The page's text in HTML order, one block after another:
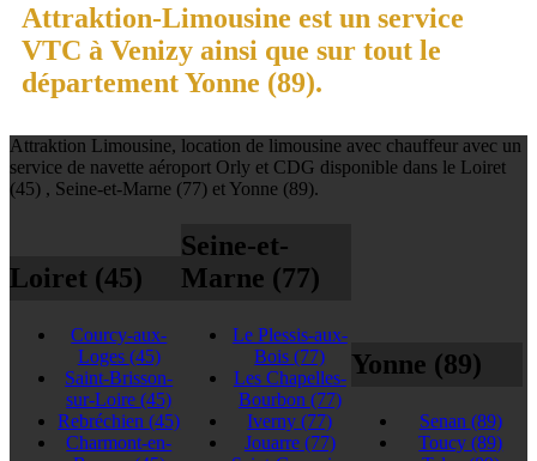
Attraktion-Limousine est un service
VTC à Venizy ainsi que sur tout le
département Yonne (89).
Attraktion Limousine, location de limousine avec chauffeur avec un
service de navette aéroport Orly et CDG disponible dans le Loiret
(45) , Seine-et-Marne (77) et Yonne (89).
Loiret (45)
Courcy-aux-
Loges (45)
Saint-Brisson-
sur-Loire(45)
Rebréchien(45)
Charmont-en-
Seine-et-
Marne (77)
Le Plessis-aux-
Bois(77)
Les Chapelles-
Bourbon (77)
Iverny(77)
Jouarre (77)
Yonne (89)
Senan (89)
Toucy(89)